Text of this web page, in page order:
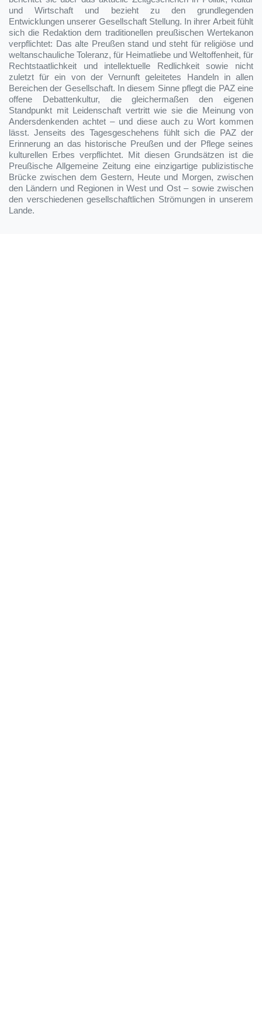
und Wirtschaft und bezieht zu den grundlegenden
Entwicklungen unserer Gesellschaft Stellung. In ihrer Arbeit fühlt
sich die Redaktion dem traditionellen preußischen Wertekanon
verpflichtet: Das alte Preußen stand und steht für religiöse und
weltanschauliche Toleranz, für Heimatliebe und Weltoffenheit, für
Rechtstaatlichkeit und intellektuelle Redlichkeit sowie nicht
zuletzt für ein von der Vernunft geleitetes Handeln in allen
Bereichen der Gesellschaft. In diesem Sinne pflegt die PAZ eine
offene Debattenkultur, die gleichermaßen den eigenen
Standpunkt mit Leidenschaft vertritt wie sie die Meinung von
Andersdenkenden achtet – und diese auch zu Wort kommen
lässt. Jenseits des Tagesgeschehens fühlt sich die PAZ der
Erinnerung an das historische Preußen und der Pflege seines
kulturellen Erbes verpflichtet. Mit diesen Grundsätzen ist die
Preußische Allgemeine Zeitung eine einzigartige publizistische
Brücke zwischen dem Gestern, Heute und Morgen, zwischen
den Ländern und Regionen in West und Ost – sowie zwischen
den verschiedenen gesellschaftlichen Strömungen in unserem
Lande.